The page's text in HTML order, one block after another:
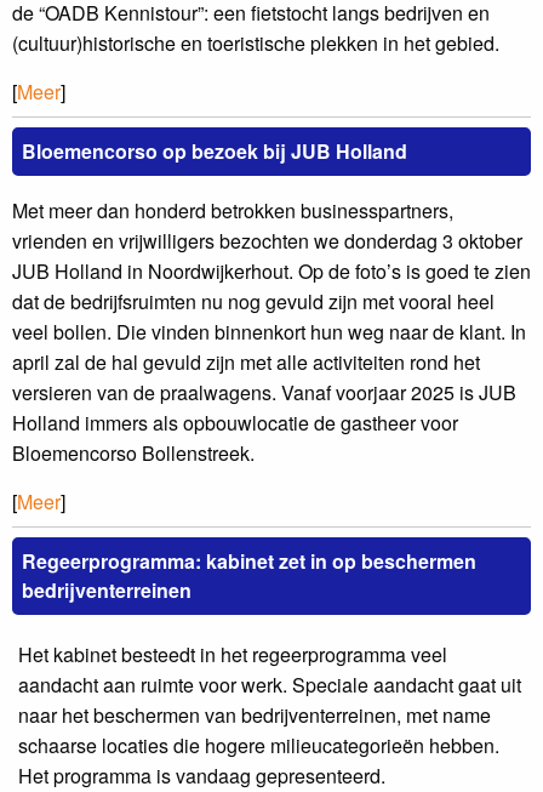
de “OADB Kennistour”: een fietstocht langs bedrijven en
(cultuur)historische en toeristische plekken in het gebied.
[Meer]
Bloemencorso op bezoek bij JUB Holland
Met meer dan honderd betrokken businesspartners,
vrienden en vrijwilligers bezochten we donderdag 3 oktober
JUB Holland in Noordwijkerhout. Op de foto’s is goed te zien
dat de bedrijfsruimten nu nog gevuld zijn met vooral heel
veel bollen. Die vinden binnenkort hun weg naar de klant. In
april zal de hal gevuld zijn met alle activiteiten rond het
versieren van de praalwagens. Vanaf voorjaar 2025 is JUB
Holland immers als opbouwlocatie de gastheer voor
Bloemencorso Bollenstreek.
[Meer]
Regeerprogramma: kabinet zet in op beschermen
bedrijventerreinen
Het kabinet besteedt in het regeerprogramma veel
aandacht aan ruimte voor werk. Speciale aandacht gaat uit
naar het beschermen van bedrijventerreinen, met name
schaarse locaties die hogere milieucategorieën hebben.
Het programma is vandaag gepresenteerd.